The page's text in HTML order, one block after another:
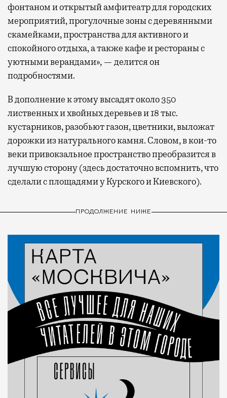
фонтаном и открытый амфитеатр для городских
мероприятий, прогулочные зоны с деревянными
скамейками, пространства для активного и
спокойного отдыха, а также кафе и рестораны с
уютными верандами», — делится он
подробностями.
В дополнение к этому высадят около 350
лиственных и хвойных деревьев и 18 тыс.
кустарников, разобьют газон, цветники, выложат
дорожки из натурального камня. Словом, в кои-то
веки привокзальное пространство преобразится в
лучшую сторону (здесь достаточно вспомнить, что
сделали с площадями у Курского и Киевского).
ПРОДОЛЖЕНИЕ НИЖЕ